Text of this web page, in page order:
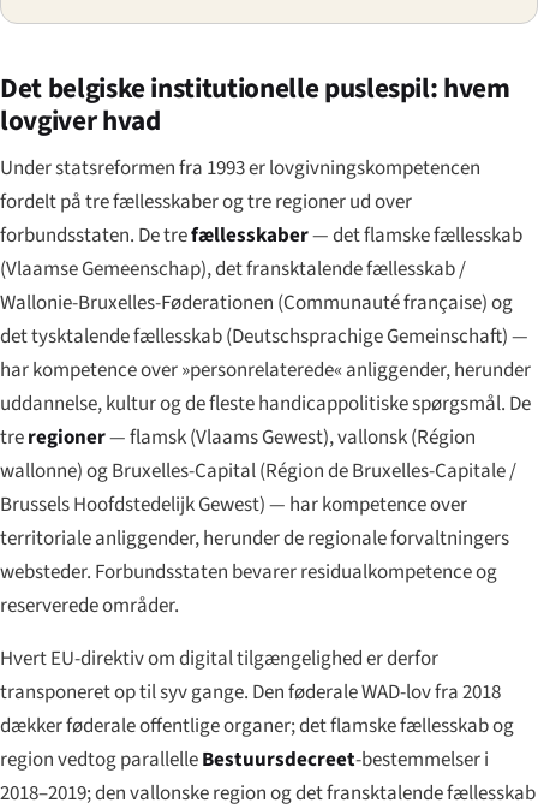
Det belgiske institutionelle puslespil: hvem
lovgiver hvad
Under statsreformen fra 1993 er lovgivningskompetencen
fordelt på tre fællesskaber og tre regioner ud over
forbundsstaten. De trefællesskaber— det flamske fællesskab
(Vlaamse Gemeenschap), det fransktalende fællesskab /
Wallonie-Bruxelles-Føderationen (Communauté française) og
det tysktalende fællesskab (Deutschsprachige Gemeinschaft) —
har kompetence over »personrelaterede« anliggender, herunder
uddannelse, kultur og de fleste handicappolitiske spørgsmål. De
treregioner— flamsk (Vlaams Gewest), vallonsk (Région
wallonne) og Bruxelles-Capital (Région de Bruxelles-Capitale/
Brussels Hoofdstedelijk Gewest) — har kompetence over
territoriale anliggender, herunder de regionale forvaltningers
websteder. Forbundsstaten bevarer residualkompetence og
reserverede områder.
Hvert EU-direktiv om digital tilgængelighed er derfor
transponeret op til syv gange. Den føderale WAD-lov fra 2018
dækker føderale offentlige organer; det flamske fællesskab og
region vedtog parallelleBestuursdecreet-bestemmelser i
2018–2019; den vallonske region og det fransktalende fællesskab